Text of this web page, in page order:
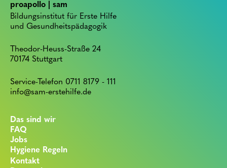
proapollo | sam
Bildungsinstitut für Erste Hilfe
und Gesundheitspädagogik
Theodor-Heuss-Straße 24
70174 Stuttgart
Service-Telefon 0711 8179 - 111
info@sam-erstehilfe.de
Das sind wir
FAQ
Jobs
Hygiene Regeln
Kontakt